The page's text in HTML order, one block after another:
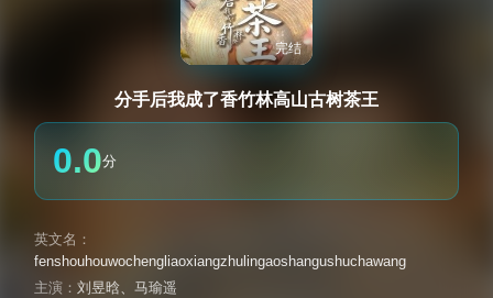
完结
分手后我成了香竹林高山古树茶王
0.0分
英文名：
fenshouhouwochengliaoxiangzhulingaoshangushuchawang
主演： 刘昱晗、 马瑜遥